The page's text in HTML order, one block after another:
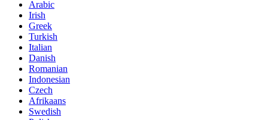
Arabic
Irish
Greek
Turkish
Italian
Danish
Romanian
Indonesian
Czech
Afrikaans
Swedish